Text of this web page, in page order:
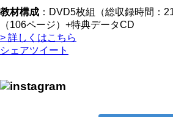
教材構成 ：DVD5枚組（総収録時間：
（106ページ）+特典データCD
> 詳しくはこちら
シェアツイート